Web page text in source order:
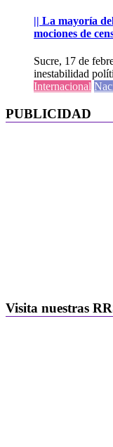
|| La mayoría
mociones de
Sucre, 17 de
inestabilidad
Internacional
PUBLICIDAD
Visita nuestras